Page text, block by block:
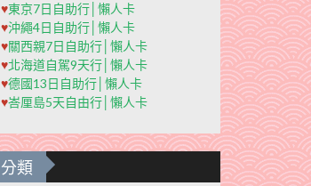
♥東京7日自助行│懶人卡
♥沖繩4日自助行│懶人卡
♥關西親7日自助行│懶人卡
♥北海道自駕9天行│懶人卡
♥德國13日自助行│懶人卡
♥峇厘島5天自由行│懶人卡
分類